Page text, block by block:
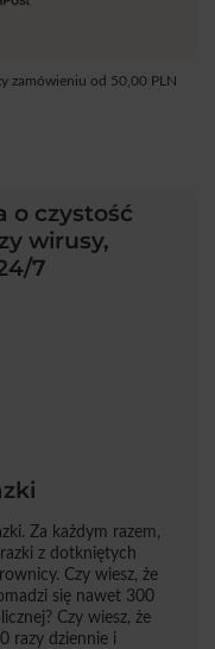
zamówieniu od 50,00 PLN
o czystość
wirusy,
7
Za każdym razem,
z dotkniętych
Czy wiesz, że
się nawet 300
Czy wiesz, że
razy dziennie i